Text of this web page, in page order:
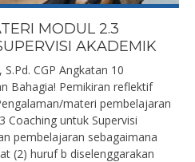
MODUL 2.3
AKADEMIK
CGP Angkatan 10
Bahagia! Pemikiran reflektif
materi pembelajaran
Coaching untuk Supervisi
sebagaimana
(2) huruf b diselenggarakan